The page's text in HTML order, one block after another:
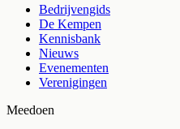
Bedrijvengids
De Kempen
Kennisbank
Nieuws
Evenementen
Verenigingen
Meedoen